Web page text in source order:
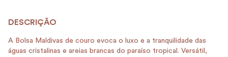
A Bolsa Maldivas de couro evoca o luxo e a tranquilidade das
águas cristalinas e areias brancas do paraíso tropical. Versátil,